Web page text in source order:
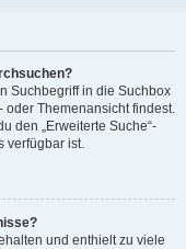
Suchbegriff in die Suchbox
oder Themenansicht findest.
den „Erweiterte Suche“-
verfügbar ist.
und enthielt zu viele